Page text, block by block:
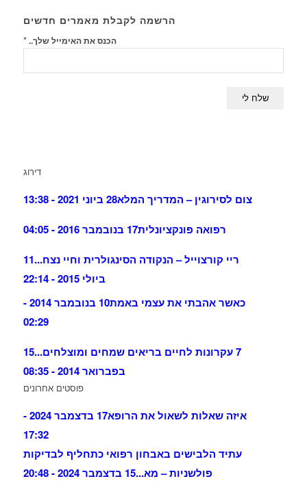
הרשמה לקבלת מאמרים חדשים
הכנס את האימייל שלך..*
דירוג
צום לסירוגין – המדריך המלא28 ביוני 2021 - 13:38
רפואה פונקציונלית17 בנובמבר 2016 - 04:05
ריי קורצוייל – הנקודה הסינגולרית וחיי נצח...11
ביולי 2015 - 22:14
כאשר אהבתי את עצמי באמת
10 בנובמבר 2014 -
02:29
7 עקרונות לחיים בריאים שמחים ומוצלחים...
15
בפברואר 2014 - 08:35
פוסטים אחרונים
איזה שאלות לשאול את הרופא
17 בדצמבר 2024 -
17:32
עתיד הלבישים באבחון רפואי כתחליף לבדיקות
פולשניות – מא...15 בדצמבר 2024 - 20:48